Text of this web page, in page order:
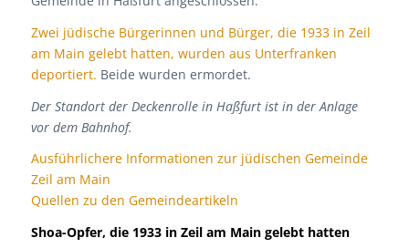
Zwei jüdische Bürgerinnen und Bürger, die 1933 in Zeil
am Main gelebt hatten, wurden aus Unterfranken
deportiert. Beide wurden ermordet.
Der Standort der Deckenrolle in Haßfurtist in der Anlage
vor dem Bahnhof.
Ausführlichere Informationen zur jüdischen Gemeinde
Zeil am Main
Quellen zu den Gemeindeartikeln
Shoa-Opfer, die 1933 in Zeil am Main gelebt hatten